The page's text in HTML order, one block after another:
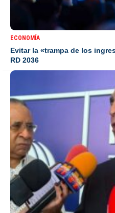
ECONOMÍA
Evitar la «trampa de los
RD 2036